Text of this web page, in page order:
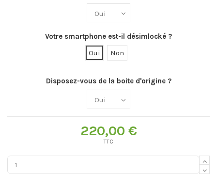
Votre smartphone est-il désimlocké ?
Oui
Non
Disposez-vous de la boite d'origine ?
220,00 €
TTC